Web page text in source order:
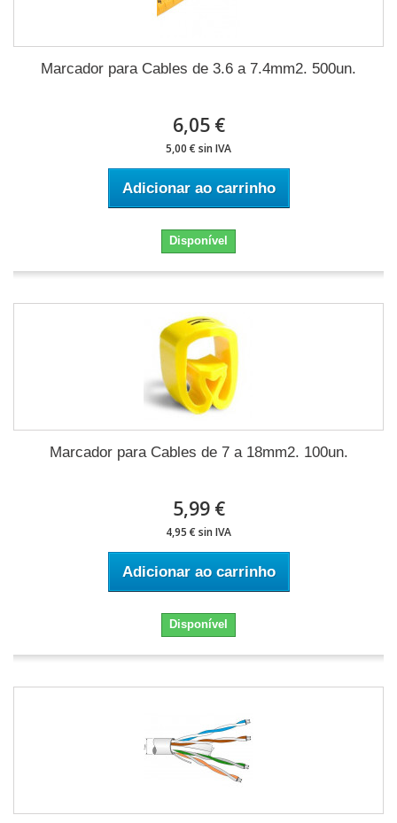
Marcador para Cables de 3.6 a 7.4mm2. 500un.
6,05 €
5,00 € sin IVA
Adicionar ao carrinho
Disponível
Marcador para Cables de 7 a 18mm2. 100un.
5,99 €
4,95 € sin IVA
Adicionar ao carrinho
Disponível